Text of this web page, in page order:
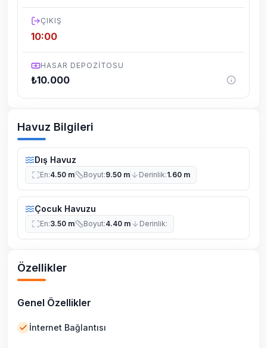
ÇIKIŞ
10:00
HASAR DEPOZITOSU
₺10.000
Havuz Bilgileri
Dış Havuz
En:4.50 m Boyut:9.50 m Derinlik:1.60 m
Çocuk Havuzu
En:3.50 m Boyut:4.40 m Derinlik:
Özellikler
Genel Özellikler
İnternet Bağlantısı